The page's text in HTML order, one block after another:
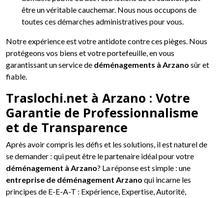
être un véritable cauchemar. Nous nous occupons de
toutes ces démarches administratives pour vous.
Notre expérience est votre antidote contre ces pièges. Nous
protégeons vos biens et votre portefeuille, en vous
garantissant un service de déménagements à Arzano sûr et
fiable.
Traslochi.net à Arzano : Votre
Garantie de Professionnalisme
et de Transparence
Après avoir compris les défis et les solutions, il est naturel de
se demander : qui peut être le partenaire idéal pour votre
déménagement à Arzano? La réponse est simple : une
entreprise de déménagement Arzano qui incarne les
principes de E-E-A-T : Expérience, Expertise, Autorité,